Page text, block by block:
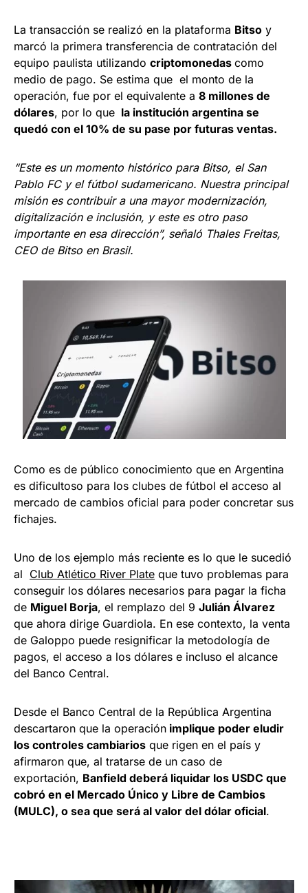
La transacción se realizó en la plataforma Bitso y
marcó la primera transferencia de contratación del
equipo paulista utilizando criptomonedas como
medio de pago. Se estima que el monto de la
operación, fue por el equivalente a 8 millones de
dólares, por lo que la institución argentina se
quedó con el 10% de su pase por futuras ventas.
“Este es un momento histórico para Bitso, el San
Pablo FC y el fútbol sudamericano. Nuestra principal
misión es contribuir a una mayor modernización,
digitalización e inclusión, y este es otro paso
importante en esa dirección”, señaló Thales Freitas,
CEO de Bitso en Brasil.
Como es de público conocimiento que en Argentina
es dificultoso para los clubes de fútbol el acceso al
mercado de cambios oficial para poder concretar sus
fichajes.
Uno de los ejemplo más reciente es lo que le sucedió
al Club Atlético River Plate que tuvo problemas para
conseguir los dólares necesarios para pagar la ficha
de Miguel Borja, el remplazo del 9 Julián Álvarez
que ahora dirige Guardiola. En ese contexto, la venta
de Galoppo puede resignificar la metodología de
pagos, el acceso a los dólares e incluso el alcance
del Banco Central.
Desde el Banco Central de la República Argentina
descartaron que la operación implique poder eludir
los controles cambiarios que rigen en el país y
afirmaron que, al tratarse de un caso de
exportación, Banfield deberá liquidar los USDC que
cobró en el Mercado Único y Libre de Cambios
(MULC), o sea que será al valor del dólar oficial.